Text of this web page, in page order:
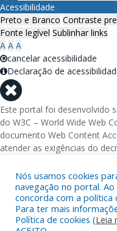
Nós usamos cookies
navegação no portal.
concorda com a política
Para ter mais
Política de cookies (Leia
Acessibilidade
Preto e Branco Contraste
Fonte legível Sublinhar links
A A A
cancelar acessibilidade
Declaração de
Este portal foi desenvolvido
do W3C – World Wide Web
documento Web Content
atender as exigências do
eletrônicos da
computadores para o uso
garantindo-lhes o pleno
Além de validações